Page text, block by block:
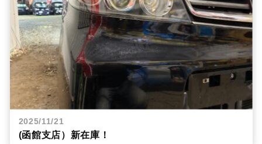
2025/11/21
(函館支店）新在庫！